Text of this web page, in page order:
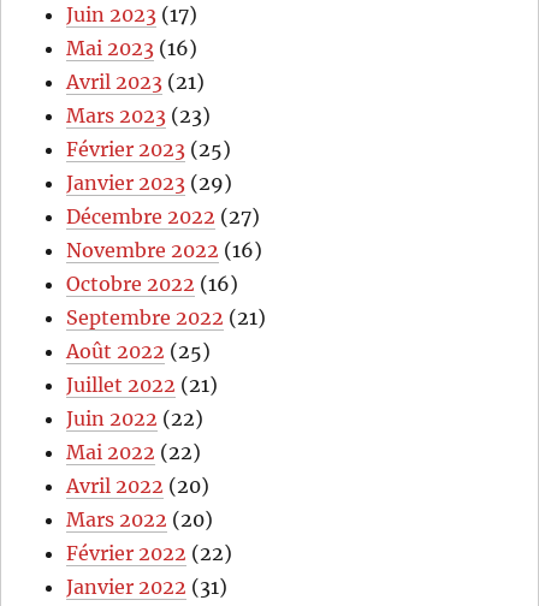
Juin 2023 (17)
Mai 2023 (16)
Avril 2023 (21)
Mars 2023 (23)
Février 2023 (25)
Janvier 2023 (29)
Décembre 2022 (27)
Novembre 2022 (16)
Octobre 2022 (16)
Septembre 2022 (21)
Août 2022 (25)
Juillet 2022 (21)
Juin 2022 (22)
Mai 2022 (22)
Avril 2022 (20)
Mars 2022 (20)
Février 2022 (22)
Janvier 2022 (31)